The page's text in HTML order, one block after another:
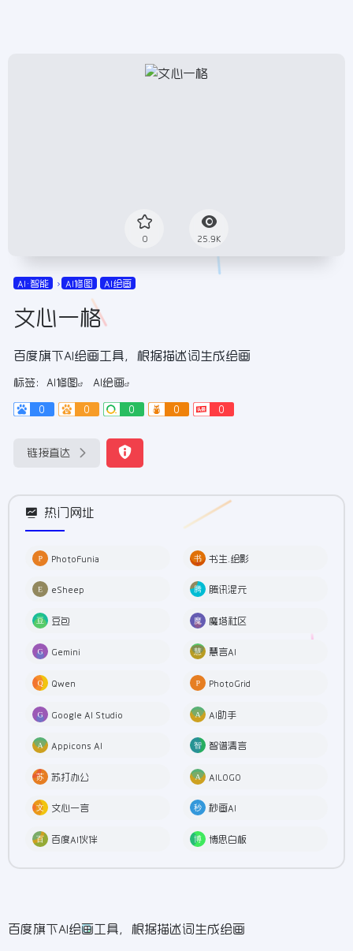
0 25.9K
AI•智能 AI修图 AI绘画
文心一格
百度旗下AI绘画工具，根据描述词生成绘画
标签： AI修图 AI绘画
0 0 0 0 0
链接直达
热门网址
PhotoFunia 书生.绘影
eSheep 腾讯混元
豆包 魔塔社区
Gemini 慧言AI
Qwen PhotoGrid
Google AI Studio AI助手
Appicons AI 智谱清言
苏打办公 AILOGO
文心一言 秒画AI
百度AI伙伴 博思白板
百度旗下AI绘画工具，根据描述词生成绘画